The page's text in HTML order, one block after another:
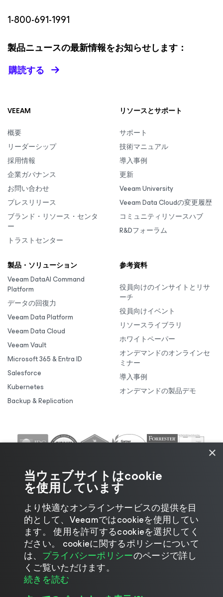
1-800-691-1991
製品ニュースの最新情報をお知らせします：
購読する
VEEAM
概要
リーダーシップ
採用情報
企業ガバナンス
お問い合わせ
プレスリリース
ブランド・リソース・センタ
ー
トラストセンター
リソースとサポート
サポート
技術マニュアル
導入事例
更新
Veeam University
Veeam Data Cloudの変更履歴
コミュニティリソースハブ
R&Dフォーラム
製品・ソリューション
Veeam DataAI Command
Platform
データの回復力
Veeam Data Platform
Veeam Data Cloud
Veeam Vault
Microsoft 365 & Entra ID
Salesforce
Kubernetes
Backup & Replication
参考資料
役員向けのインサイトとリサ
ーチ
役員向けイベント
リソースライブラリ
ホワイトペーパー
オンデマンドのオンラインセ
ミナー
導入事例
オンデマンドの製品デモ
©2026 Veeam® Software |プライバシーに関する通
Cookieに関する通知|リーガル|ライセンスポリ
シー|サプライヤーリソース
×
当ウェブサイトはcookie
を使用しています
より快適なオンラインサービスの提供を目
的として、Veeamではcookieを使用してい
ます。 使用を許可するcookieを選択してく
ださい。 cookieに関するポリシーについて
は、 プライバシーポリシーのページで詳し
くご覧いただけます。
続きを読む